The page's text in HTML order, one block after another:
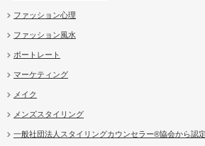
ファッション心理
ファッション風水
ポートレート
マーケティング
メイク
メンズスタイリング
一般社団法人スタイリングカウンセラー®協会から認